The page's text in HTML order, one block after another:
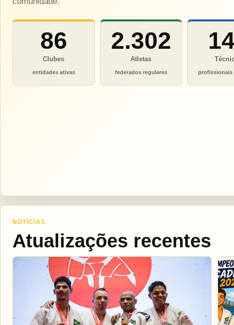
86
Clubes
entidades ativas
2.302
Atletas
federados regulares profissionais
NOTÍCIAS
Atualizações recentes